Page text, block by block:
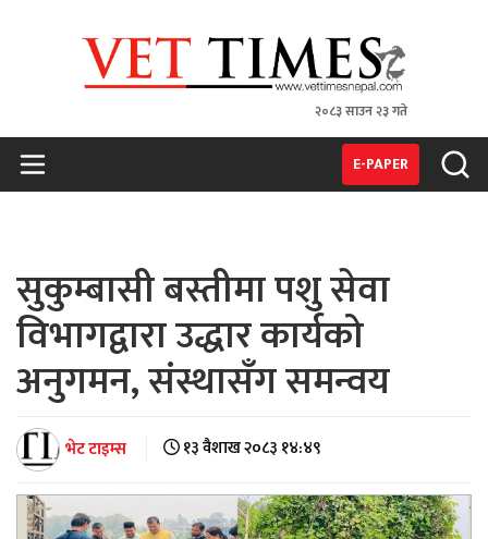
२०८३ साउन २३ गते
E-PAPER
सुकुम्बासी बस्तीमा पशु सेवा
विभागद्वारा उद्धार कार्यको
अनुगमन, संस्थासँग समन्वय
भेट टाइम्स १३ वैशाख २०८३ १४:४९